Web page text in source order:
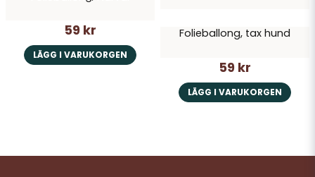
59 kr
LÄGG I VARUKORGEN
Folieballong, tax hund
59 kr
LÄGG I VARUKORGEN